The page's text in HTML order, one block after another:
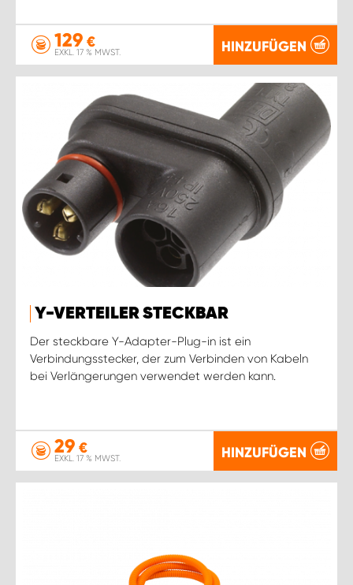
129 €
EXKL. 17 % MWST. HINZUFÜGEN
Y-VERTEILER STECKBAR
Der steckbare Y-Adapter-Plug-in ist ein
Verbindungsstecker, der zum Verbinden von Kabeln
bei Verlängerungen verwendet werden kann.
29 €
EXKL. 17 % MWST. HINZUFÜGEN